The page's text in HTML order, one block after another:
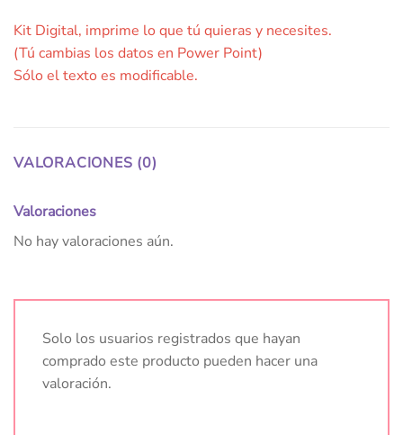
Kit Digital, imprime lo que tú quieras y necesites.
(Tú cambias los datos en Power Point)
Sólo el texto es modificable.
VALORACIONES (0)
Valoraciones
No hay valoraciones aún.
Solo los usuarios registrados que hayan
comprado este producto pueden hacer una
valoración.